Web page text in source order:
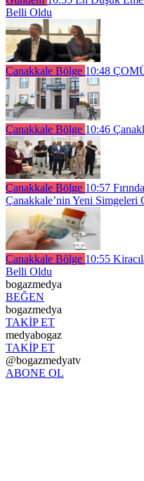
Belli Oldu
Çanakkale Bölge 10:48
Çanakkale Bölge 10:46
Çanakkale Bölge 10:57
Çanakkale’nin Yeni Simgeleri
Çanakkale Bölge 10:55
Belli Oldu
bogazmedya
BEĞEN
bogazmedya
TAKİP ET
medyabogaz
TAKİP ET
@bogazmedyatv
ABONE OL